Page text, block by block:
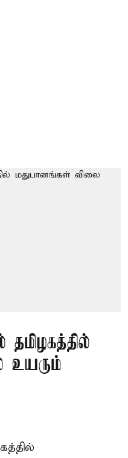
தமிழகத்தில்
உயரும்